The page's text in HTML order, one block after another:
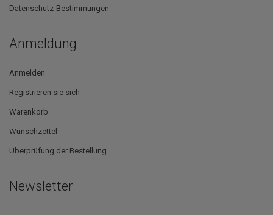
Datenschutz-Bestimmungen
Anmeldung
Anmelden
Registrieren sie sich
Warenkorb
Wunschzettel
Überprüfung der Bestellung
Newsletter